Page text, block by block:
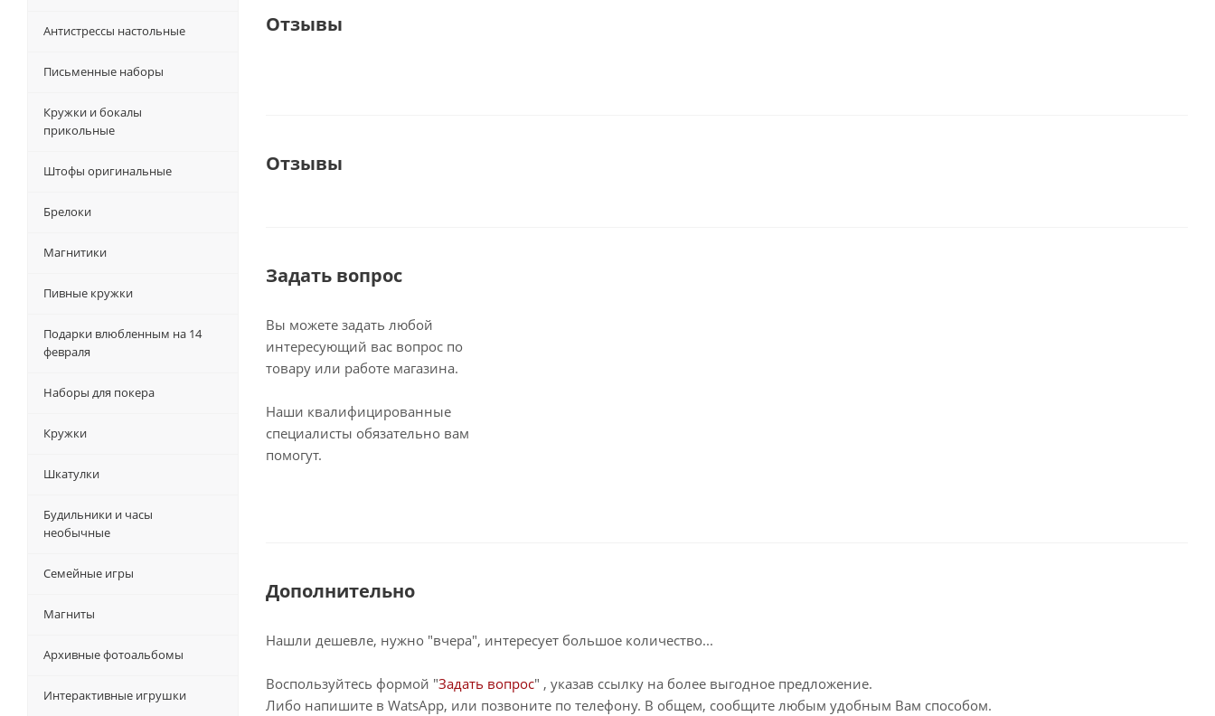
Отзывы
Отзывы
Задать вопрос
Вы можете задать любой
интересующий вас вопрос по
товару или работе магазина.
Наши квалифицированные
специалисты обязательно вам
помогут.
Дополнительно
Нашли дешевле, нужно "вчера", интересует большое количество...
Воспользуйтесь формой "Задать вопрос" , указав ссылку на более выгодное предложение.
Либо напишите в WatsApp, или позвоните по телефону. В общем, сообщите любым удобным Вам способом.
Антистрессы настольные
Письменные наборы
Кружки и бокалы
прикольные
Штофы оригинальные
Брелоки
Магнитики
Пивные кружки
Подарки влюбленным на 14
февраля
Наборы для покера
Кружки
Шкатулки
Будильники и часы
необычные
Семейные игры
Магниты
Архивные фотоальбомы
Интерактивные игрушки